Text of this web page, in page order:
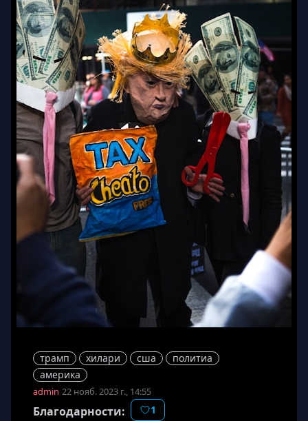
трамп хилари сша
политиа
америка
admin 22 нояб. 2023 г., 14:55
Благодарности: 1